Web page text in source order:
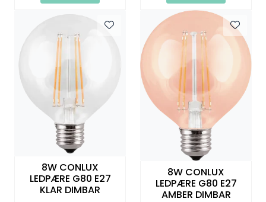
8W CONLUX
LEDPÆRE G80 E27
KLAR DIMBAR
8W CONLUX
LEDPÆRE G80 E27
AMBER DIMBAR